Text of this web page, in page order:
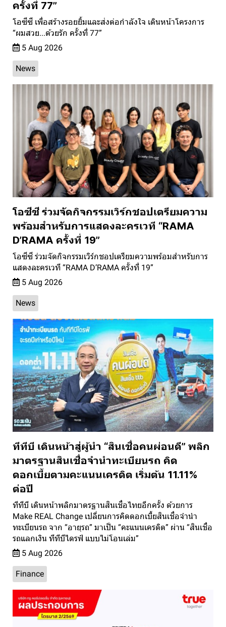
ครั้งที่ 77”
โอซีซี เพื่อสร้างรอยยิ้มและส่งต่อกำลังใจ เดินหน้าโครงการ
“ผมสวย...ด้วยรัก ครั้งที่ 77”
5 Aug 2026
News
โอซีซี ร่วมจัดกิจกรรมเวิร์กชอปเตรียมความ
พร้อมสำหรับการแสดงละครเวที “RAMA
D’RAMA ครั้งที่ 19”
โอซีซี ร่วมจัดกิจกรรมเวิร์กชอปเตรียมความพร้อมสำหรับการ
แสดงละครเวที “RAMA D’RAMA ครั้งที่ 19”
5 Aug 2026
News
ทีทีบี เดินหน้าสู่ผู้นำ “สินเชื่อคนผ่อนดี” พลิก
มาตรฐานสินเชื่อจำนำทะเบียนรถ คิด
ดอกเบี้ยตามคะแนนเครดิต เริ่มต้น 11.11%
ต่อปี
ทีทีบี เดินหน้าพลิกมาตรฐานสินเชื่อไทยอีกครั้ง ด้วยการ
Make REAL Change เปลี่ยนการคิดดอกเบี้ยสินเชื่อจำนำ
ทะเบียนรถ จาก “อายุรถ” มาเป็น “คะแนนเครดิต” ผ่าน “สินเชื่อ
รถแลกเงิน ทีทีบีไดรฟ์ แบบไม่โอนเล่ม”
5 Aug 2026
Finance